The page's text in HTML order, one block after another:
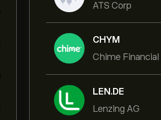
ATS Corp
CHYM
Chime Financial
LEN.DE
Lenzing AG